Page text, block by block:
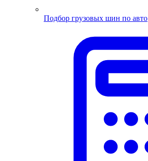
Подбор грузовых шин по авто